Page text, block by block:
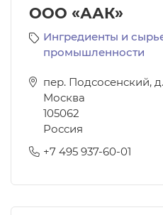
ООО «ААК»
Ингредиенты и
промышленности
пер. Подсосенский,
Москва
105062
Россия
+7 495 937-60-01